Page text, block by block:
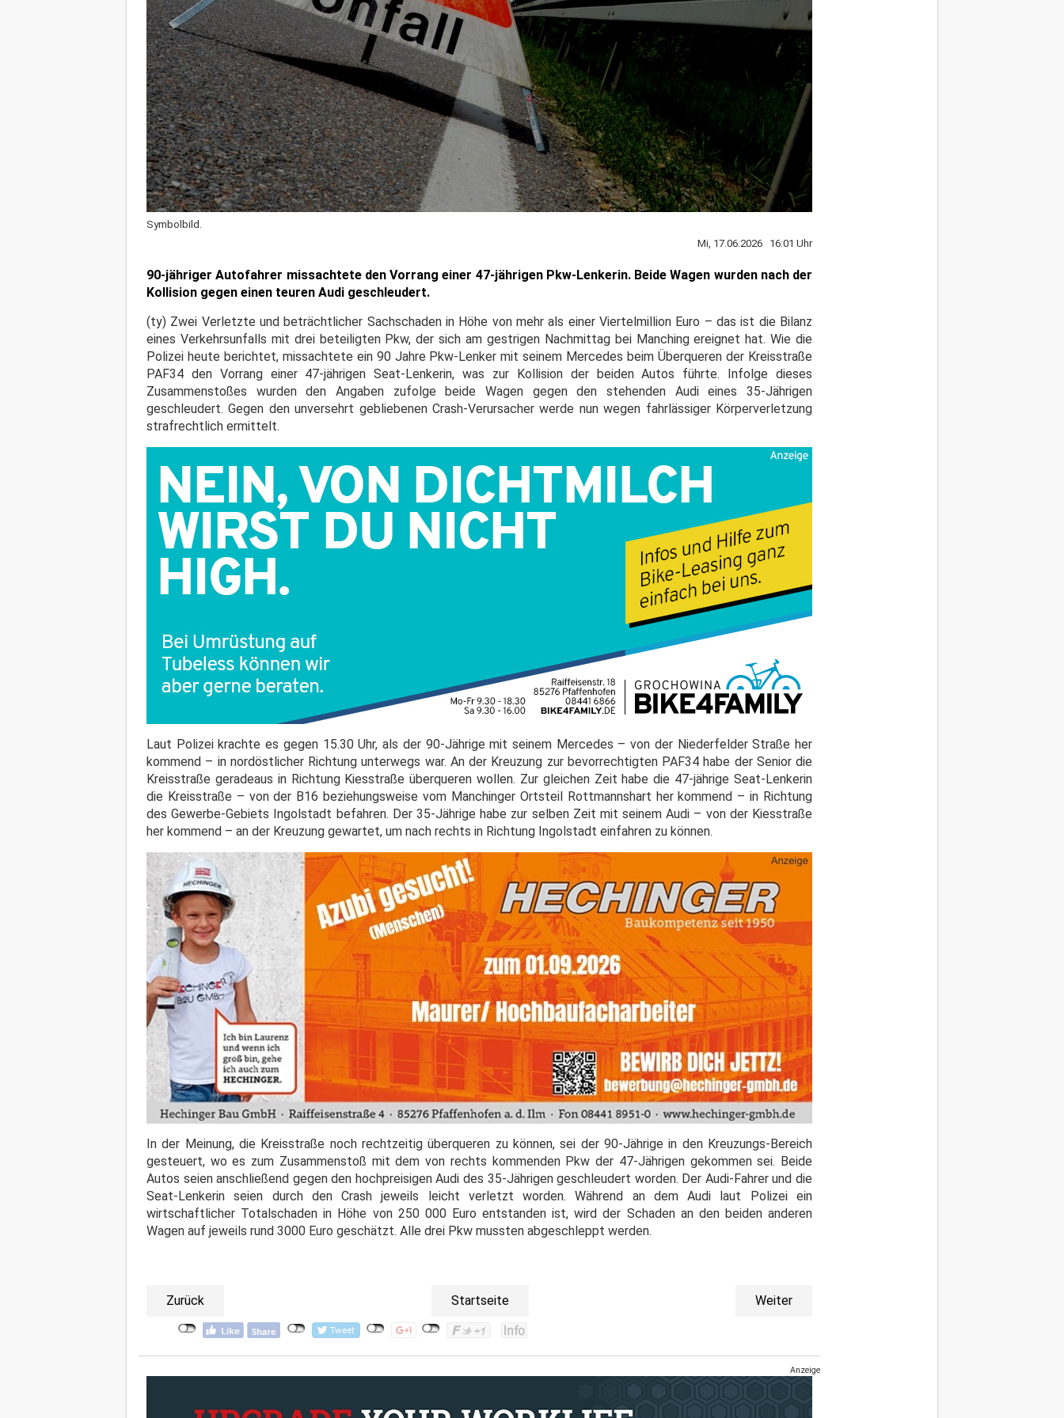
Symbolbild.
Mi, 17.06.2026 16:01 Uhr
90-jähriger Autofahrer missachtete den Vorrang einer 47-jährigen Pkw-Lenkerin. Beide Wagen wurden nach der
Kollision gegen einen teuren Audi geschleudert.
(ty) Zwei Verletzte und beträchtlicher Sachschaden in Höhe von mehr als einer Viertelmillion Euro – das ist die Bilanz
eines Verkehrsunfalls mit drei beteiligten Pkw, der sich am gestrigen Nachmittag bei Manching ereignet hat. Wie die
Polizei heute berichtet, missachtete ein 90 Jahre Pkw-Lenker mit seinem Mercedes beim Überqueren der Kreisstraße
PAF34 den Vorrang einer 47-jährigen Seat-Lenkerin, was zur Kollision der beiden Autos führte. Infolge dieses
Zusammenstoßes wurden den Angaben zufolge beide Wagen gegen den stehenden Audi eines 35-Jährigen
geschleudert. Gegen den unversehrt gebliebenen Crash-Verursacher werde nun wegen fahrlässiger Körperverletzung
strafrechtlich ermittelt.
Laut Polizei krachte es gegen 15.30 Uhr, als der 90-Jährige mit seinem Mercedes – von der Niederfelder Straße her
kommend – in nordöstlicher Richtung unterwegs war. An der Kreuzung zur bevorrechtigten PAF34 habe der Senior die
Kreisstraße geradeaus in Richtung Kiesstraße überqueren wollen. Zur gleichen Zeit habe die 47-jährige Seat-Lenkerin
die Kreisstraße – von der B16 beziehungsweise vom Manchinger Ortsteil Rottmannshart her kommend – in Richtung
des Gewerbe-Gebiets Ingolstadt befahren. Der 35-Jährige habe zur selben Zeit mit seinem Audi – von der Kiesstraße
her kommend – an der Kreuzung gewartet, um nach rechts in Richtung Ingolstadt einfahren zu können.
In der Meinung, die Kreisstraße noch rechtzeitig überqueren zu können, sei der 90-Jährige in den Kreuzungs-Bereich
gesteuert, wo es zum Zusammenstoß mit dem von rechts kommenden Pkw der 47-Jährigen gekommen sei. Beide
Autos seien anschließend gegen den hochpreisigen Audi des 35-Jährigen geschleudert worden. Der Audi-Fahrer und die
Seat-Lenkerin seien durch den Crash jeweils leicht verletzt worden. Während an dem Audi laut Polizei ein
wirtschaftlicher Totalschaden in Höhe von 250 000 Euro entstanden ist, wird der Schaden an den beiden anderen
Wagen auf jeweils rund 3000 Euro geschätzt. Alle drei Pkw mussten abgeschleppt werden.
Zurück Startseite Weiter
Anzeige